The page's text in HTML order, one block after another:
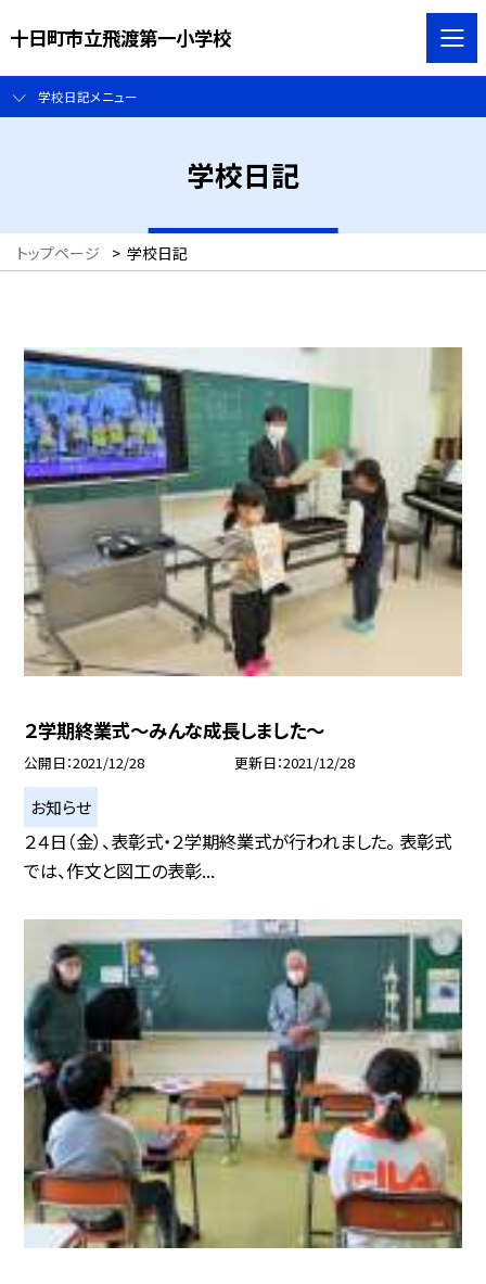
十日町市立飛渡第一小学校
学校日記メニュー
学校日記
トップページ > 学校日記
２学期終業式〜みんな成長しました〜
公開日 2021/12/28 更新日 2021/12/28
お知らせ
２４日（金）、表彰式・２学期終業式が行われました。 表彰式
では、作文と図工の表彰...